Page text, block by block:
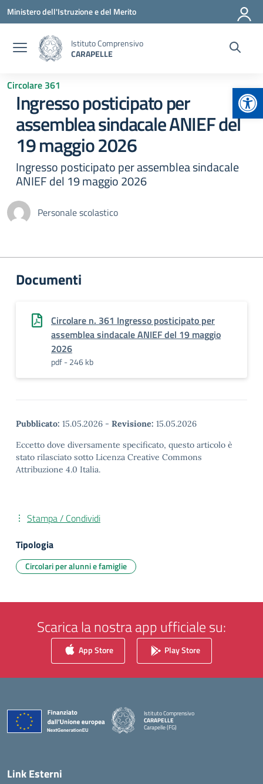
Vai ai contenuti
Vai al menu di navigazione
Vai al footer
Ministero dell'Istruzione e del Merito
Istituto Comprensivo
CARAPELLE
Circolare 361
Ingresso posticipato per
assemblea sindacale ANIEF del
19 maggio 2026
Ingresso posticipato per assemblea sindacale
ANIEF del 19 maggio 2026
Personale scolastico
Documenti
Circolare n. 361 Ingresso posticipato per
assemblea sindacale ANIEF del 19 maggio
2026
pdf - 246 kb
Pubblicato: 15.05.2026 - Revisione: 15.05.2026
Eccetto dove diversamente specificato, questo articolo è
stato rilasciato sotto Licenza Creative Commons
Attribuzione 4.0 Italia.
Stampa / Condividi
Tipologia
Circolari per alunni e famiglie
Scarica la nostra app ufficiale su:
App Store Play Store
Istituto Comprensivo
CARAPELLE
Carapelle (FG)
— Visita la pagina iniziale della scuola
Link Esterni